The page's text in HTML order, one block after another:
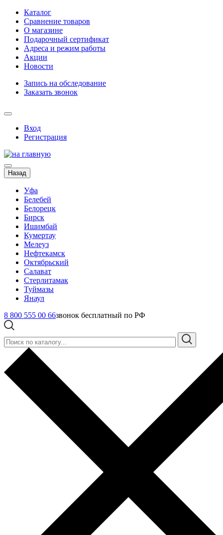
Каталог
Сравнение товаров
О магазине
Подарочный сертификат
Адреса и режим работы
Акции
Новости
Запись на обследование
Заказать звонок
Вход
Регистрация
Назад
Уфа
Белебей
Белорецк
Бирск
Ишимбай
Кумертау
Мелеуз
Нефтекамск
Октябрьский
Салават
Стерлитамак
Туймазы
Янаул
8 800 555 00 66звонок бесплатный по РФ